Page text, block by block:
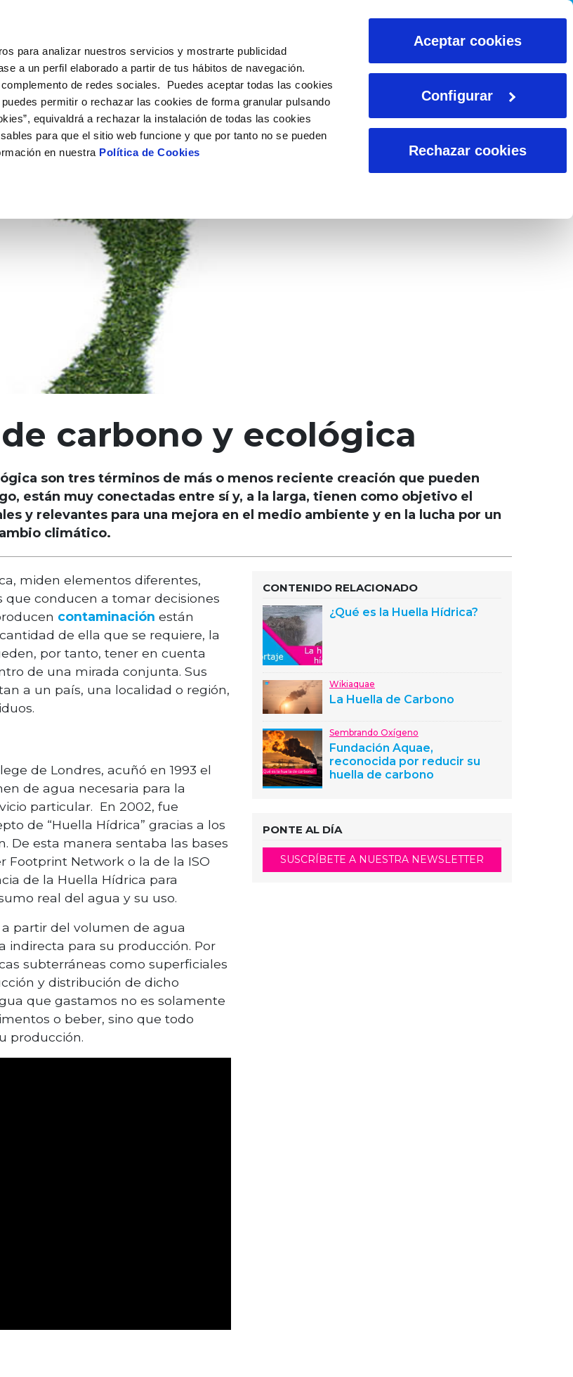
para analizar nuestros servicios y mostrarte publicidad
a un perfil elaborado a partir de tus hábitos de navegación.
de redes sociales. Puedes aceptar todas las cookies
puedes permitir o rechazar las cookies de forma granular pulsando
equivaldrá a rechazar la instalación de todas las cookies
para que el sitio web funcione y que por tanto no se pueden
en nuestra Política de Cookies
Aceptar cookies
Configurar
Rechazar cookies
carbono y ecológica
son tres términos de más o menos reciente creación que pueden
están muy conectadas entre sí y, a la larga, tienen como objetivo el
y relevantes para una mejora en el medio ambiente y en la lucha por un
climático.
miden elementos diferentes,
que conducen a tomar decisiones
contaminación están
de ella que se requiere, la
por tanto, tener en cuenta
de una mirada conjunta. Sus
a un país, una localidad o región,
de Londres, acuñó en 1993 el
de agua necesaria para la
particular. En 2002, fue
de “Huella Hídrica” gracias a los
De esta manera sentaba las bases
Footprint Network o la de la ISO
de la Huella Hídrica para
real del agua y su uso.
partir del volumen de agua
para su producción. Por
subterráneas como superficiales
y distribución de dicho
que gastamos no es solamente
o beber, sino que todo
producción.
CONTENIDO RELACIONADO
¿Qué es la Huella Hídrica?
Wikiaquae
La Huella de Carbono
Sembrando Oxígeno
Fundación Aquae,
reconocida por reducir su
huella de carbono
PONTE AL DÍA
SUSCRÍBETE A NUESTRA NEWSLETTER